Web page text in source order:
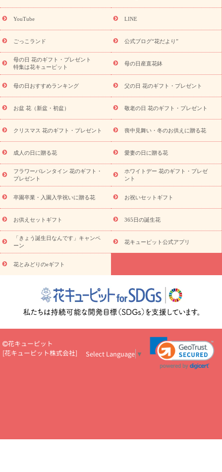
9月の誕生花(リンドウ)
ら探す
お祝いの花特集 当日配達特急便 お祝い商品一覧
念日
結婚祝い 出産祝い 退院祝い・快気祝い
寿祝い
プチギフト ペットのお祝いフラワー
供え・お悔やみ商品一覧
お供え・お悔やみの花
四十九日法要以
降に贈る花
通夜・葬儀に贈る花
お供え お花とセットギフト
お供え プリザーブドフラワー
ペットのお供えフラワー
お盆（新
盆・初盆）
その他 お祝い返し お見舞い
お取り寄せギフト
ビジネス用
ご自宅用 観葉植物 ミディ胡蝶蘭
プリザーブ
ドフラワー
スタイルから探す アレンジメント 花束
スタ
ンド花
お祝い お供え・お悔やみ 胡蝶蘭 胡蝶蘭・花鉢
ディ胡蝶蘭・お祝い
ミディ胡蝶蘭・お供え
世界初の青色胡蝶蘭
観葉植物
観葉植物 産直多肉植物
プリザーブドフラワー
お祝い
お供え・お悔やみ 花とセットギフト
セミオーダー
プチギフト（hanamore -ハナモア-）
花とみどりのeギフト
キューピットのeGfit
カラー ピンク イエローオレンジ
レッ
ド
お花の種類 トルコキキョウ
お祝い お祝い・3000円～ お祝い・4000円～
お祝い・
5000円～
お祝い・7000円～ お祝い・ 10000円～
お供え・お
悔やみ
円～
お供え・お悔やみ・
読み物
いのマナー
定年退職祝いのマナー
お祝いを贈るときのマナー・
花キューピットのお祝いコラム一覧
誕生日のお花を「色
彩心理学」で選ぶ方法
結婚祝いの予算相場
出産祝いお役立ち情
ール
新築引っ越し祝いコラム お祝い花のマナー総まとめ
職
場上司や先輩へ贈るお祝い花の正解は？
開店祝いの花 選び方ガイ
あり)
花キューピット×専門家
CO2排出量削減 / SDGsを考える
YouTube LINE
ごっこランド 公式ブログ“花だより”
母の日 花のギフト・プレゼント
特集は花キューピット
母の日産直花鉢
母の日おすすめランキング 父の日 花のギフト・プレゼント
お盆 花（新盆・初盆） 敬老の日 花のギフト・プレゼント
クリスマス 花のギフト・プレゼント 喪中見舞い・冬のお供えに贈る花
成人の日に贈る花 愛妻の日に贈る花
フラワーバレンタイン 花のギフト・
プレゼント
ホワイトデー 花のギフト・プレゼ
ント
卒園卒業・入園入学祝いに贈る花 お祝いセットギフト
お供えセットギフト 365日の誕生花
「きょう誕生日なんです」キャンペ
ーン
花キューピット公式アプリ
花とみどりのeギフト
花キューピット
[花キューピット株式会社] Select Language ▼